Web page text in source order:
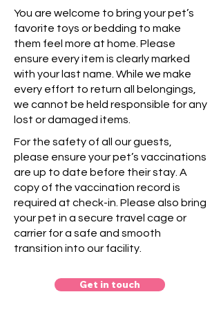
You are welcome to bring your pet’s
favorite toys or bedding to make
them feel more at home. Please
ensure every item is clearly marked
with your last name. While we make
every effort to return all belongings,
we cannot be held responsible for any
lost or damaged items.
For the safety of all our guests,
please ensure your pet’s vaccinations
are up to date before their stay. A
copy of the vaccination record is
required at check-in. Please also bring
your pet in a secure travel cage or
carrier for a safe and smooth
transition into our facility.
Get in touch